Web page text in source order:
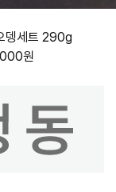
뎅세트 290g
원